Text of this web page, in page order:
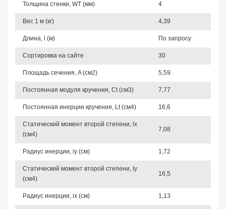
Толщина стенки, WT (мм) 4
Вес 1 м (кг) 4,39
Длина, l (м) По запросу
Сортировка на сайте 30
Площадь сечения, A (см2) 5,59
Постоянная модуля кручения, Ct (см3) 7,77
Постоянная инерции кручения, Lt (см4) 16,6
Статический момент второй степени, lx
(см4)
7,08
Радиус инерции, iy (см) 1,72
Статический момент второй степени, ly
(см4)
16,5
Радиус инерции, ix (см) 1,13